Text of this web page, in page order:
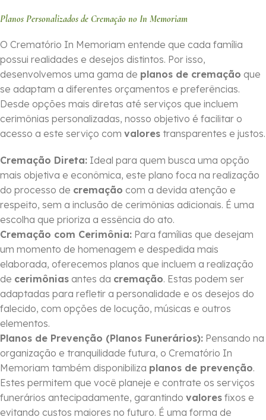
Planos Personalizados de Cremação no In Memoriam
O Crematório In Memoriam entende que cada família
possui realidades e desejos distintos. Por isso,
desenvolvemos uma gama de planos de cremação que
se adaptam a diferentes orçamentos e preferências.
Desde opções mais diretas até serviços que incluem
cerimônias personalizadas, nosso objetivo é facilitar o
acesso a este serviço com valores transparentes e justos.
Cremação Direta: Ideal para quem busca uma opção
mais objetiva e econômica, este plano foca na realização
do processo de cremação com a devida atenção e
respeito, sem a inclusão de cerimônias adicionais. É uma
escolha que prioriza a essência do ato.
Cremação com Cerimônia: Para famílias que desejam
um momento de homenagem e despedida mais
elaborada, oferecemos planos que incluem a realização
de cerimônias antes da cremação. Estas podem ser
adaptadas para refletir a personalidade e os desejos do
falecido, com opções de locução, músicas e outros
elementos.
Planos de Prevenção (Planos Funerários): Pensando na
organização e tranquilidade futura, o Crematório In
Memoriam também disponibiliza planos de prevenção.
Estes permitem que você planeje e contrate os serviços
funerários antecipadamente, garantindo valores fixos e
evitando custos maiores no futuro. É uma forma de